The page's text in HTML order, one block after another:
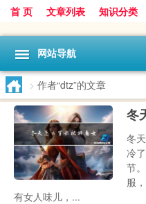
首 页 文章列表 知识分类
网站导航
> 作者“dtz”的文章
冬
冬
冷
节
服
有女人味儿，...